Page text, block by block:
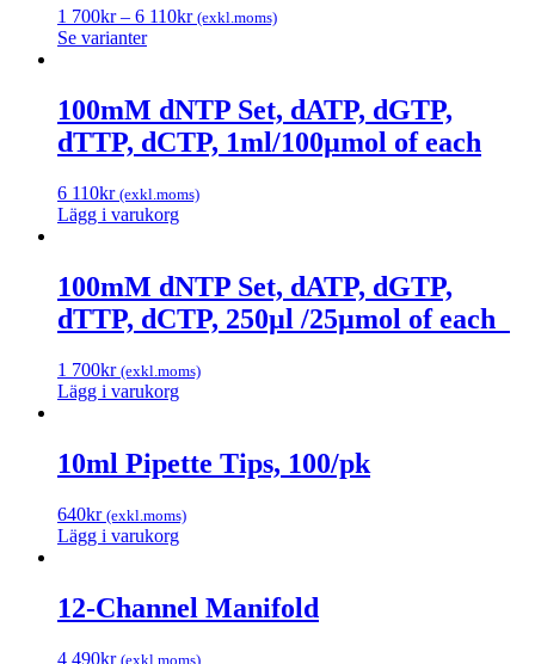
1 700kr– 6 110kr (exkl.moms)
Se varianter
100mM dNTP Set, dATP, dGTP,
dTTP, dCTP, 1ml/100µmol of each
6 110kr (exkl.moms)
Lägg i varukorg
100mM dNTP Set, dATP, dGTP,
dTTP, dCTP, 250µl /25µmol of each
1 700kr (exkl.moms)
Lägg i varukorg
10ml Pipette Tips, 100/pk
640kr (exkl.moms)
Lägg i varukorg
12-Channel Manifold
4 490kr (exkl.moms)